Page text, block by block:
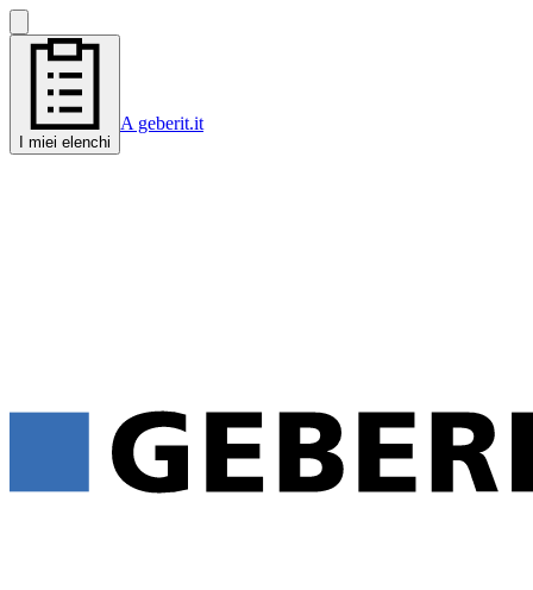
I miei elenchi
A geberit.it